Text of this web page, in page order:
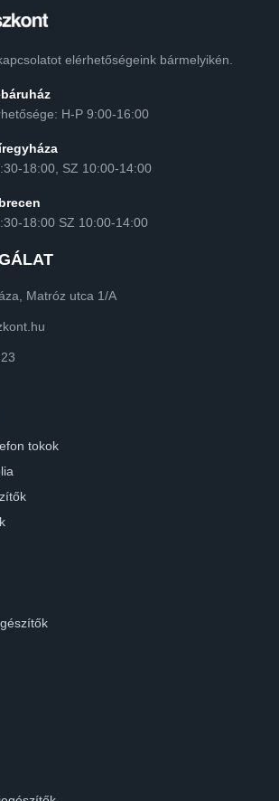
elérhetőségeink bármelyikén.
H-P 9:00-16:00
18:00, SZ 10:00-14:00
18:00 SZ 10:00-14:00
Matróz utca 1/A
tokok